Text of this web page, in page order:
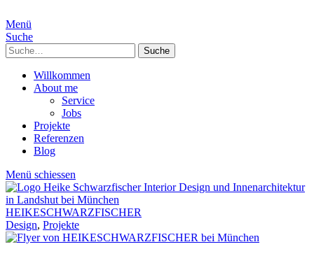
Menü
Suche
Suche
Willkommen
About me
Service
Jobs
Projekte
Referenzen
Blog
Menü schiessen
HEIKESCHWARZFISCHER
Design, Projekte